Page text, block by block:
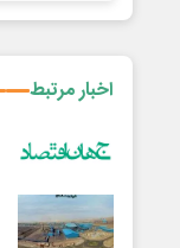
اخبار مرتبط